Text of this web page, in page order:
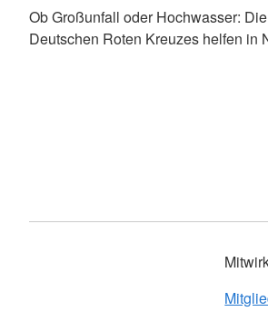
Ob Großunfall oder Hochwasser:
Deutschen Roten Kreuzes helfen in